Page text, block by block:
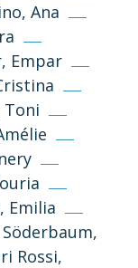
Ana
Empar
Toni
Emilia
Söderbaum,
Rossi,